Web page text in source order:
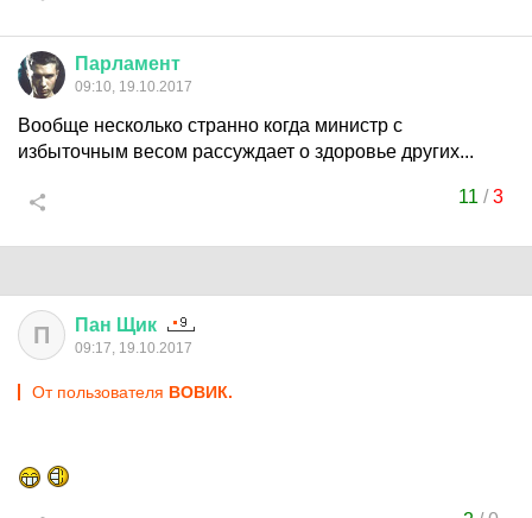
Парламент
09:10, 19.10.2017
Вообще несколько странно когда министр с
избыточным весом рассуждает о здоровье других...
11 /3
П Пан Щик
09:17, 19.10.2017
От пользователя ВОВИК.